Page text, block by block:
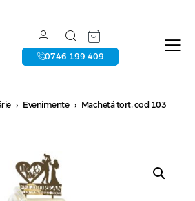
0746 199 409
› Evenimente › Machetă tort, cod 103